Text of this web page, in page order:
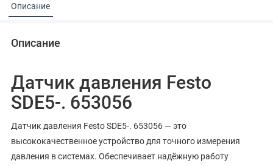
Описание
Описание
Датчик давления Festo
SDE5-. 653056
Датчик давления Festo SDE5-. 653056 — это
высококачественное устройство для точного измерения
давления в системах. Обеспечивает надёжную работу